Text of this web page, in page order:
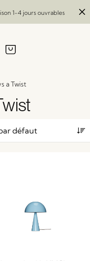
1-4 jours ouvrables
a Twist